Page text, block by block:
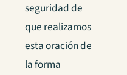
seguridad de
que realizamos
esta oración de
la forma